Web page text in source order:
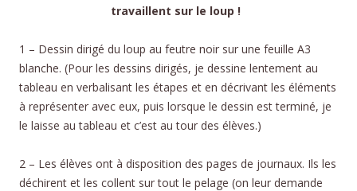
travaillent sur le loup !
1 – Dessin dirigé du loup au feutre noir sur une feuille A3
blanche. (Pour les dessins dirigés, je dessine lentement au
tableau en verbalisant les étapes et en décrivant les éléments
à représenter avec eux, puis lorsque le dessin est terminé, je
le laisse au tableau et c’est au tour des élèves.)
2 – Les élèves ont à disposition des pages de journaux. Ils les
déchirent et les collent sur tout le pelage (on leur demande